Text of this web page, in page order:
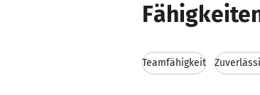
Teamfähigkeit